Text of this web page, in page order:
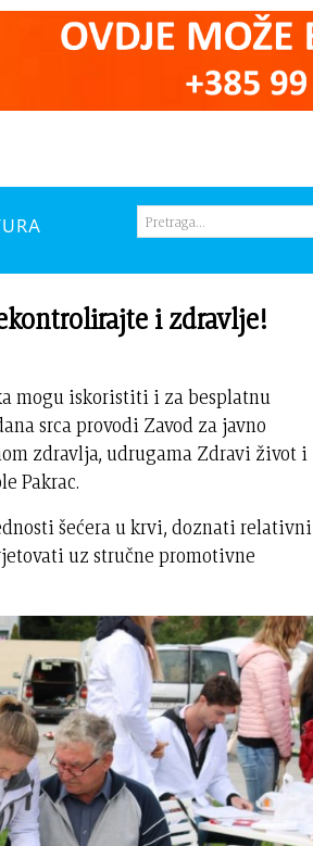
i zdravlje!
mogu iskoristiti i za besplatnu
srca provodi Zavod za javno
zdravlja, udrugama Zdravi život i
Pakrac.
šećera u krvi, doznati relativni
uz stručne promotivne